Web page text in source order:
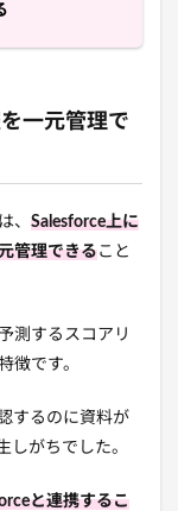
一元管理で
、 Salesforce上に
管理できること
測するスコアリ
徴です。
するのに資料が
しがちでした。
と連携するこ